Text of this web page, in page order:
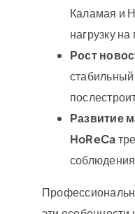
Каламая и
нагрузку
Рост
Развитие
HoReCa